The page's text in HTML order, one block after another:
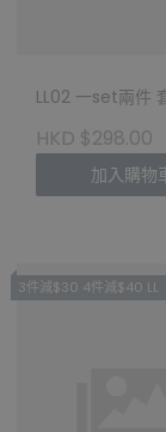
LL02 一set兩件
HKD $298.00
加入購物
3件減$30 4件減$40 LL